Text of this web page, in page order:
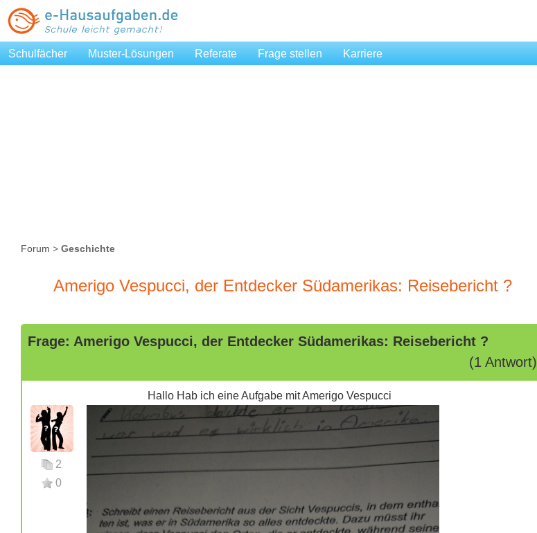
Schulfächer Muster-Lösungen Referate Frage stellen Karriere
Forum > Geschichte
Amerigo Vespucci, der Entdecker Südamerikas: Reisebericht ?
Frage: Amerigo Vespucci, der Entdecker Südamerikas: Reisebericht ?
(1 Antwort)
2
0
Hallo Hab ich eine Aufgabe mit Amerigo Vespucci